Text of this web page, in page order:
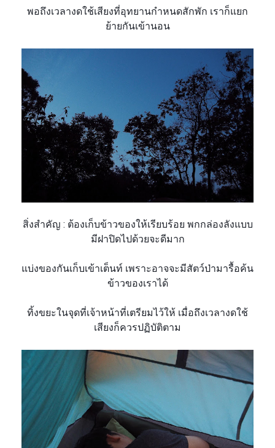
พอถึงเวลางดใช้เสียงที่อุทยานกำหนดสักพัก เราก็แยก
ย้ายกันเข้านอน
สิ่งสำคัญ : ต้องเก็บข้าวของให้เรียบร้อย พกกล่องลังแบบ
มีฝาปิดไปด้วยจะดีมาก
แบ่งของกันเก็บเข้าเต็นท์ เพราะอาจจะมีสัตว์ป่ามารื้อค้น
ข้าวของเราได้
ทิ้งขยะในจุดที่เจ้าหน้าที่เตรียมไว้ให้ เมื่อถึงเวลางดใช้
เสียงก็ควรปฏิบัติตาม